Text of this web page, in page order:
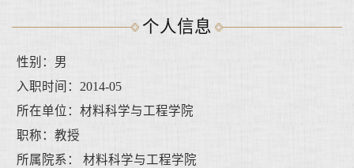
个人信息
性别：男
入职时间：2014-05
所在单位：材料科学与工程学院
职称：教授
所属院系： 材料科学与工程学院